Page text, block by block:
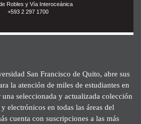
Robles y Vía Interoceánica
+593 2 297 1700
San Francisco de Quito, abre sus
la atención de miles de estudiantes en
seleccionada y actualizada colección
electrónicos en todas las áreas del
cuenta con suscripciones a las más